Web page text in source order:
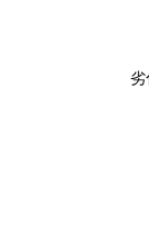
劣